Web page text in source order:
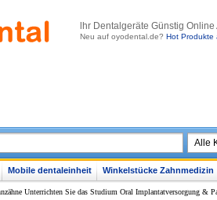
lhr Dentalgeräte Günstig
Neu auf oyodental.de? Hot Produkte
Mobile dentaleinheit Winkelstücke Zahnmedizin
Unterrichten Sie das Studium Oral Implantatversorgung &